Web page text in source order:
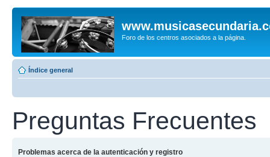
Foro de los centros asociados a la página.
Índice general
Preguntas Frecuentes
Problemas acerca de la autenticación y registro